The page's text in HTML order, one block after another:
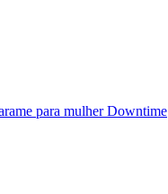
para mulher Downtime